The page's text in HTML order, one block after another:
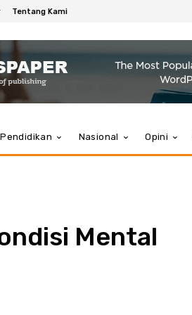
Tentang Kami
Pendidikan Nasional Opini
Mental